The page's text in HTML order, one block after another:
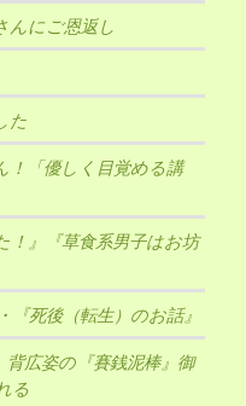
んにご恩返し
た
！「優しく目覚める講
！』『草食系男子はお坊
死後（転生）のお話』
広姿の『賽銭泥棒』御
る